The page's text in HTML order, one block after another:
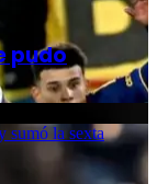
pudo
sumó la sexta